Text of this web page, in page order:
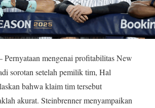
Pernyataan mengenai profitabilitas New
sorotan setelah pemilik tim, Hal
bahwa klaim tim tersebut
akurat. Steinbrenner menyampaikan